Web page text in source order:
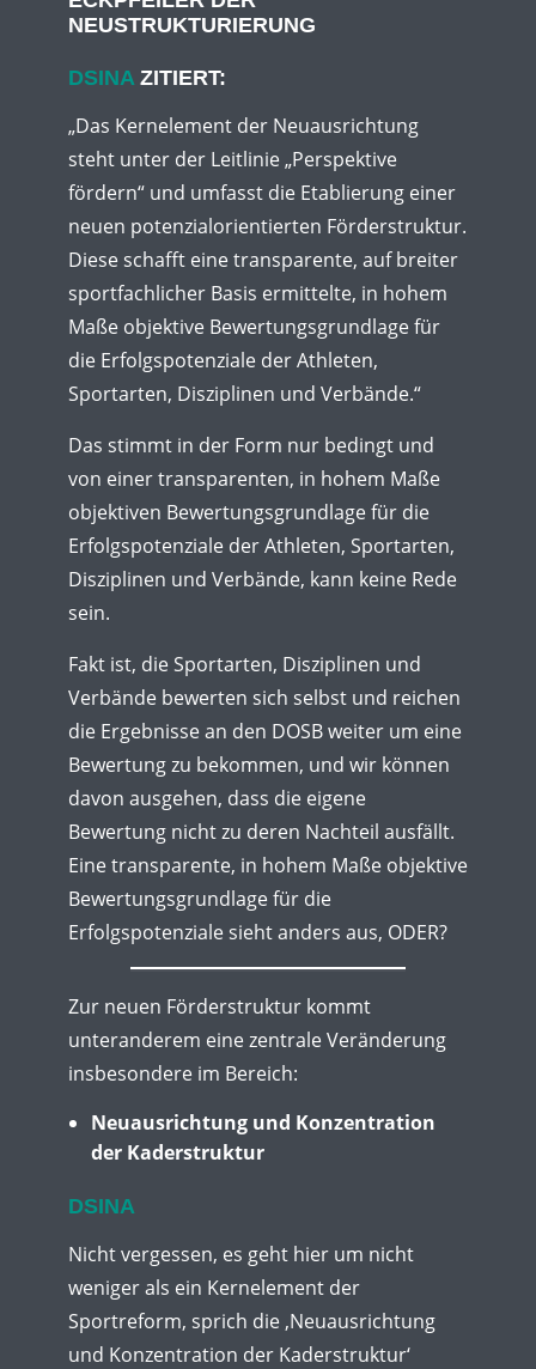
NEUSTRUKTURIERUNG
DSINA ZITIERT:
„Das Kernelement der Neuausrichtung
steht unter der Leitlinie „Perspektive
fördern“ und umfasst die Etablierung einer
neuen potenzialorientierten Förderstruktur.
Diese schafft eine transparente, auf breiter
sportfachlicher Basis ermittelte, in hohem
Maße objektive Bewertungsgrundlage für
die Erfolgspotenziale der Athleten,
Sportarten, Disziplinen und Verbände.“
Das stimmt in der Form nur bedingt und
von einer transparenten, in hohem Maße
objektiven Bewertungsgrundlage für die
Erfolgspotenziale der Athleten, Sportarten,
Disziplinen und Verbände, kann keine Rede
sein.
Fakt ist, die Sportarten, Disziplinen und
Verbände bewerten sich selbst und reichen
die Ergebnisse an den DOSB weiter um eine
Bewertung zu bekommen, und wir können
davon ausgehen, dass die eigene
Bewertung nicht zu deren Nachteil ausfällt.
Eine transparente, in hohem Maße objektive
Bewertungsgrundlage für die
Erfolgspotenziale sieht anders aus, ODER?
Zur neuen Förderstruktur kommt
unteranderem eine zentrale Veränderung
insbesondere im Bereich:
Neuausrichtung und Konzentration
der Kaderstruktur
DSINA
Nicht vergessen, es geht hier um nicht
weniger als ein Kernelement der
Sportreform, sprich die ‚Neuausrichtung
und Konzentration der Kaderstruktur‘